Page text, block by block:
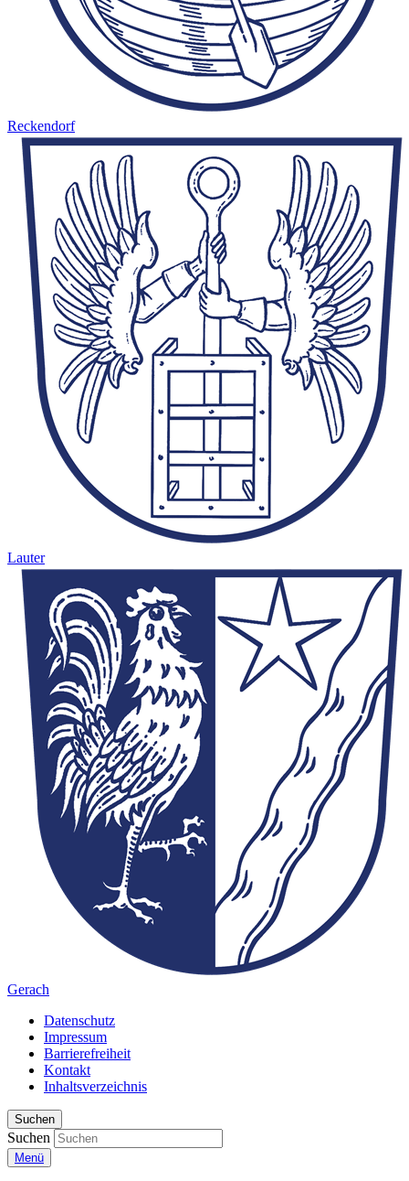
Reckendorf
Lauter
Gerach
Datenschutz
Impressum
Barrierefreiheit
Kontakt
Inhaltsverzeichnis
Suchen
Suchen
Menü